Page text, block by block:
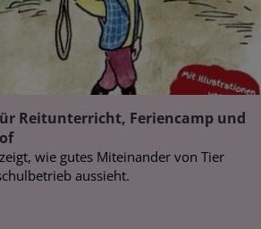
Reitunterricht, Feriencamp und
wie gutes Miteinander von Tier
aussieht.